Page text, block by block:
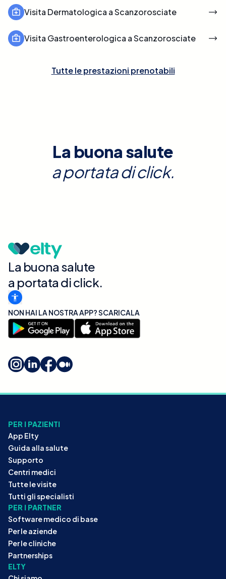
Visita Dermatologica a Scanzorosciate
Visita Gastroenterologica a Scanzorosciate
Tutte le prestazioni prenotabili
La buona salute
a portata di click.
La buona salute
a portata di click.
NON HAI LA NOSTRA APP? SCARICALA
PER I PAZIENTI
App Elty
Guida alla salute
Supporto
Centri medici
Tutte le visite
Tutti gli specialisti
PER I PARTNER
Software medico di base
Per le aziende
Per le cliniche
Partnerships
ELTY